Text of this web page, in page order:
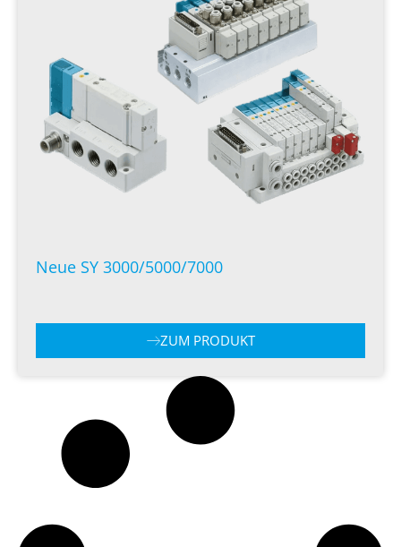
Neue SY 3000/5000/7000
ZUM PRODUKT